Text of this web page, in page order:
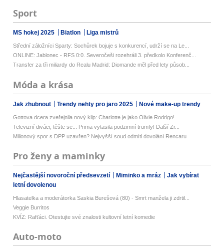
Sport
MS hokej 2025 Biatlon Liga mistrů
Střední záložníci Sparty: Sochůrek bojuje s konkurencí, udrží se na Le...
ONLINE: Jablonec - RFS 0:0. Severočeši rozehráli 3. předkolo Konferenč...
Transfer za tři miliardy do Realu Madrid: Diomande měl před lety působ...
Móda a krása
Jak zhubnout Trendy nehty pro jaro 2025 Nové make-up trendy
Gottova dcera zveřejnila nový klip: Charlotte je jako Olivie Rodrigo!
Televizní diváci, těšte se... Prima vytasila podzimní trumfy! Další Zr...
Milionový spor s DPP uzavřen? Nejvyšší soud odmítl dovolání Rencaru
Pro ženy a maminky
Nejčastější novoroční předsevzetí Miminko a mráz
Jak vybírat
letní dovolenou
Hlasatelka a moderátorka Saskia Burešová (80) - Smrt manžela ji zdrtil...
Veggie Burritos
KVÍZ: Rafťáci. Otestujte své znalosti kultovní letní komedie
Auto-moto